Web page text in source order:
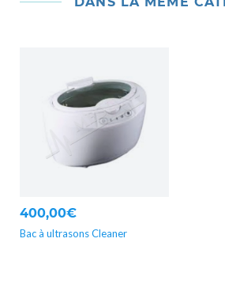
400,00€
Bac à ultrasons Cleaner